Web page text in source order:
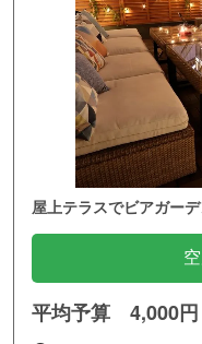
屋上テラスでビアガー
平均予算 4,000円